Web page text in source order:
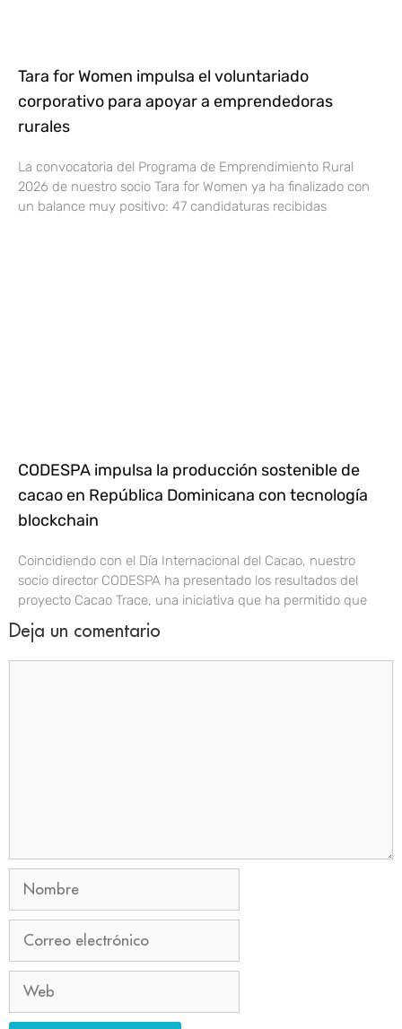
Tara for Women impulsa el voluntariado
corporativo para apoyar a emprendedoras
rurales
La convocatoria del Programa de Emprendimiento Rural
2026 de nuestro socio Tara for Women ya ha finalizado con
un balance muy positivo: 47 candidaturas recibidas
CODESPA impulsa la producción sostenible de
cacao en República Dominicana con tecnología
blockchain
Coincidiendo con el Día Internacional del Cacao, nuestro
socio director CODESPA ha presentado los resultados del
proyecto Cacao Trace, una iniciativa que ha permitido que
Deja un comentario